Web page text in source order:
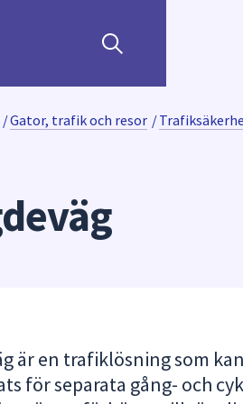
/Gator, trafik och resor /
är en trafiklösning som
för separata gång- och